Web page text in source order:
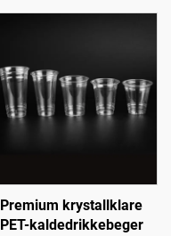
Premium krystallklare
PET-kaldedrikkebeger